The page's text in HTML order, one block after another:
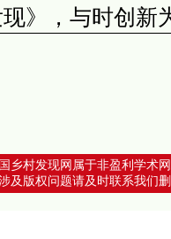
现》，与时创
乡村发现网属于非盈利学术
及版权问题请及时联系我们删